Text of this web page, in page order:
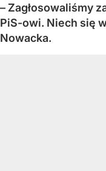
– Zagłosowaliśmy
PiS-owi. Niech się
Nowacka.